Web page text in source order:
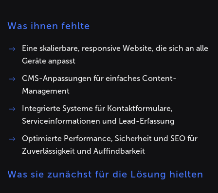
Was ihnen fehlte
Eine skalierbare, responsive Website, die sich an alle
Geräte anpasst
CMS-Anpassungen für einfaches Content-
Management
Integrierte Systeme für Kontaktformulare,
Serviceinformationen und Lead-Erfassung
Optimierte Performance, Sicherheit und SEO für
Zuverlässigkeit und Auffindbarkeit
Was sie zunächst für die Lösung hielten